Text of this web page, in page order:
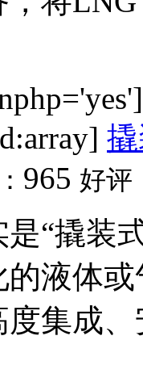
965 好评
“撬装
的液体
集成